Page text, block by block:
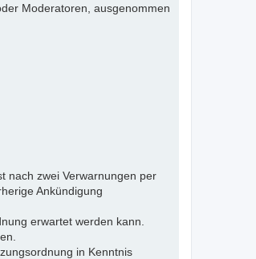
Moderatoren, ausgenommen
nach zwei Verwarnungen per
Ankündigung
erwartet werden kann.
in Kenntnis